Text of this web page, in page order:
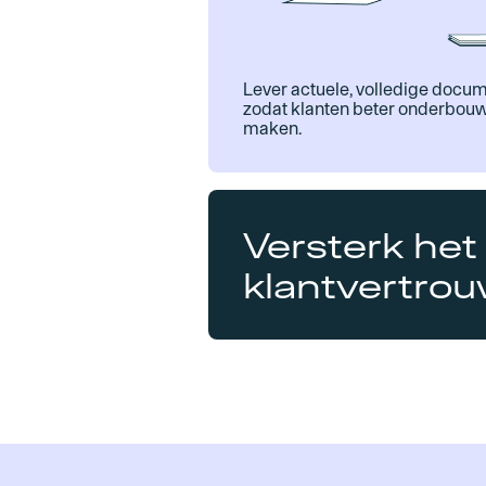
Lever actuele, volledige
zodat klanten beter
maken.
Versterk het